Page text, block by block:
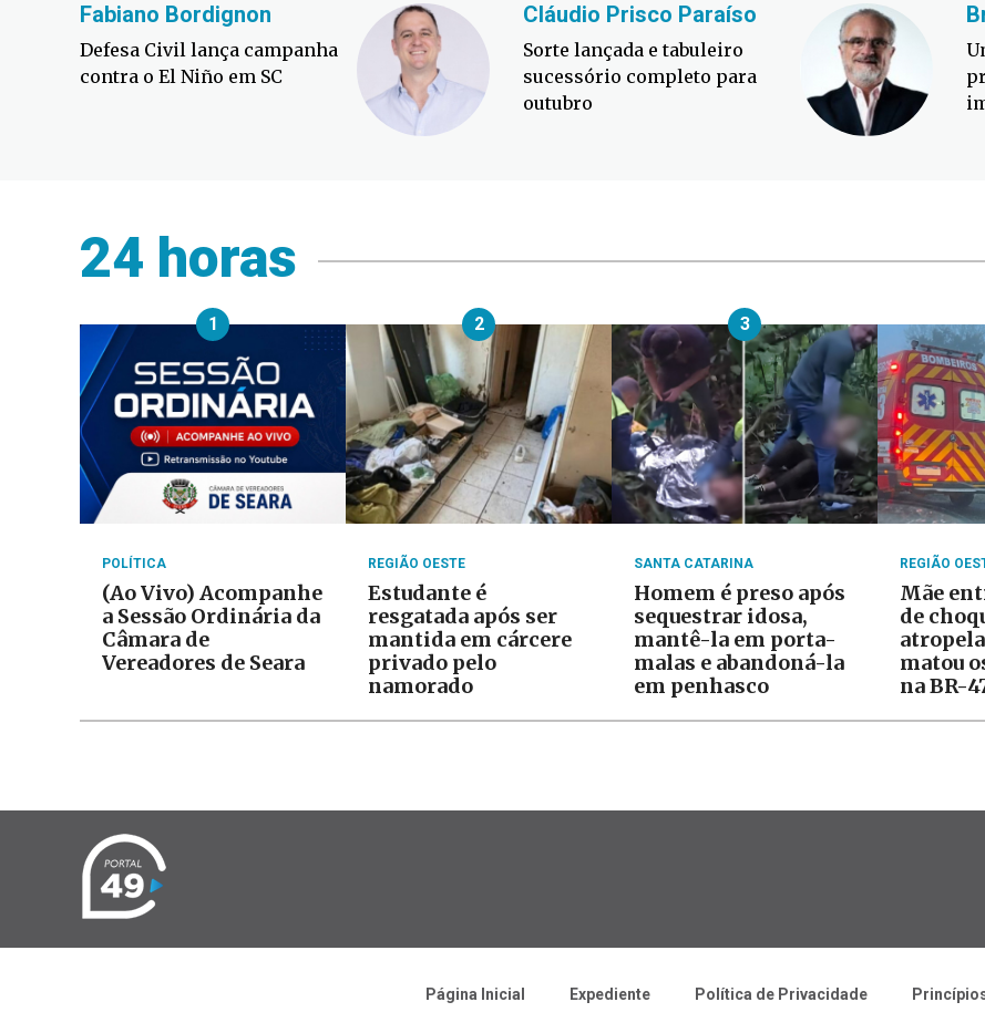
Fabiano Bordignon
Defesa Civil lança campanha
contra o El Niño em SC
Cláudio Prisco Paraíso
Sorte lançada e tabuleiro
sucessório completo para
outubro
24 horas
1
POLÍTICA
(Ao Vivo) Acompanhe
a Sessão Ordinária da
Câmara de
Vereadores de Seara
2
REGIÃO OESTE
Estudante é
resgatada após ser
mantida em cárcere
privado pelo
namorado
3
SANTA CATARINA
Homem é preso após
sequestrar idosa,
mantê-la em porta-
malas e abandoná-la
em penhasco
REGIÃO
Mãe
de
matou
na BR-
Página Inicial Expediente Política de Privacidade